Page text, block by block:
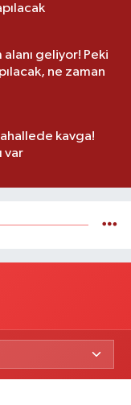
geliyor! Peki
ne zaman
kavga!
var